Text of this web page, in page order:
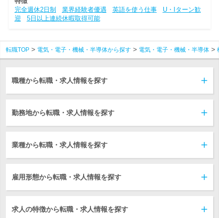
完全週休2日制
業界経験者優遇 英語を使う仕事
U・Iターン歓
迎
5日以上連続休暇取得可能
転職TOP 電気・電子・機械・半導体から探す 電気・電子・機械・半導体
職種から転職・求人情報を探す
勤務地から転職・求人情報を探す
業種から転職・求人情報を探す
雇用形態から転職・求人情報を探す
求人の特徴から転職・求人情報を探す